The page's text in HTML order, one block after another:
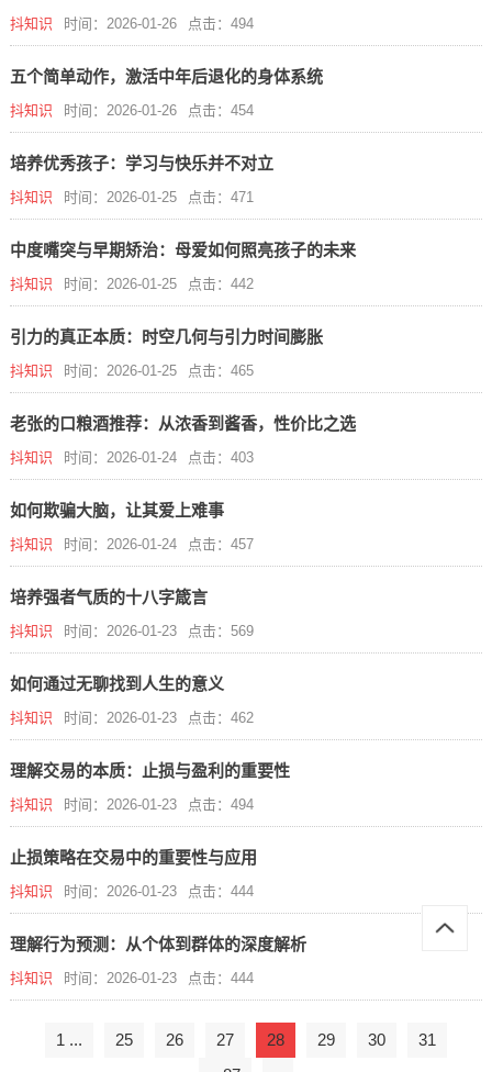
抖知识 时间：2026-01-26 点击：494
五个简单动作，激活中年后退化的身体系统
抖知识 时间：2026-01-26 点击：454
培养优秀孩子：学习与快乐并不对立
抖知识 时间：2026-01-25 点击：471
中度嘴突与早期矫治：母爱如何照亮孩子的未来
抖知识 时间：2026-01-25 点击：442
引力的真正本质：时空几何与引力时间膨胀
抖知识 时间：2026-01-25 点击：465
老张的口粮酒推荐：从浓香到酱香，性价比之选
抖知识 时间：2026-01-24 点击：403
如何欺骗大脑，让其爱上难事
抖知识 时间：2026-01-24 点击：457
培养强者气质的十八字箴言
抖知识 时间：2026-01-23 点击：569
如何通过无聊找到人生的意义
抖知识 时间：2026-01-23 点击：462
理解交易的本质：止损与盈利的重要性
抖知识 时间：2026-01-23 点击：494
止损策略在交易中的重要性与应用
抖知识 时间：2026-01-23 点击：444
理解行为预测：从个体到群体的深度解析
抖知识 时间：2026-01-23 点击：444
1 ... 25 26 27 28 29 30
31